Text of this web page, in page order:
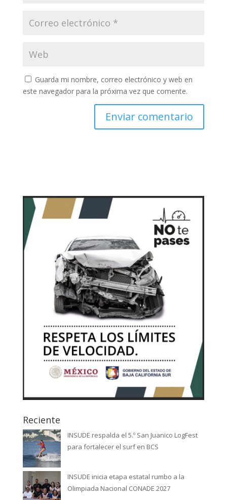
Guarda mi nombre, correo electrónico y web en
este navegador para la próxima vez que comente.
Reciente
INSUDE respalda el 5.º San Juanico LogFest
para fortalecer el surf en BCS
INSUDE inicia etapa estatal rumbo a la
Olimpiada Nacional CONADE 2027